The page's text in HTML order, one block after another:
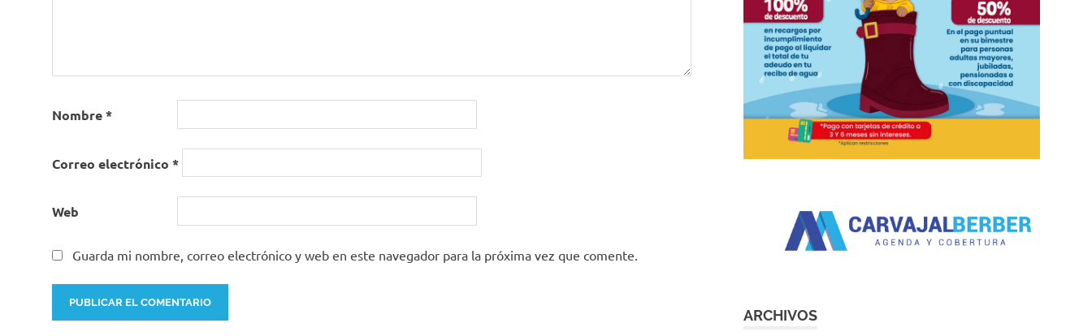
Nombre*
Correo electrónico *
Web
Guarda mi nombre, correo electrónico y web en este navegador para la próxima vez que comente.
ARCHIVOS